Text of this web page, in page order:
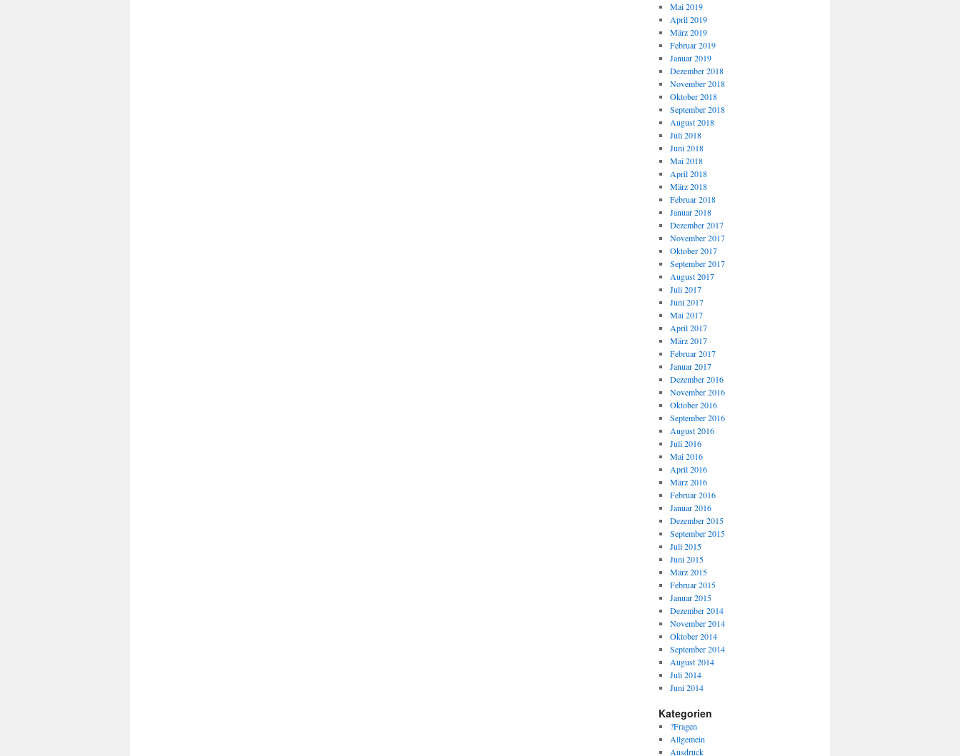
Mai 2019
April 2019
März 2019
Februar 2019
Januar 2019
Dezember 2018
November 2018
Oktober 2018
September 2018
August 2018
Juli 2018
Juni 2018
Mai 2018
April 2018
März 2018
Februar 2018
Januar 2018
Dezember 2017
November 2017
Oktober 2017
September 2017
August 2017
Juli 2017
Juni 2017
Mai 2017
April 2017
März 2017
Februar 2017
Januar 2017
Dezember 2016
November 2016
Oktober 2016
September 2016
August 2016
Juli 2016
Mai 2016
April 2016
März 2016
Februar 2016
Januar 2016
Dezember 2015
September 2015
Juli 2015
Juni 2015
März 2015
Februar 2015
Januar 2015
Dezember 2014
November 2014
Oktober 2014
September 2014
August 2014
Juli 2014
Juni 2014
Kategorien
?Fragen
Allgemein
Ausdruck